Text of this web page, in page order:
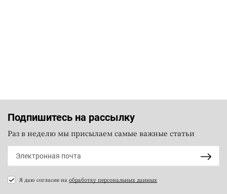
Подпишитесь на рассылку
Раз в неделю мы присылаем самые важные статьи
Я даю согласие на обработку персональных данных